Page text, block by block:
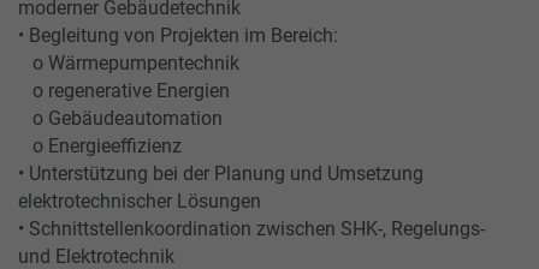
moderner Gebäudetechnik
• Begleitung von Projekten im Bereich:
o Wärmepumpentechnik
o regenerative Energien
o Gebäudeautomation
o Energieeffizienz
• Unterstützung bei der Planung und Umsetzung
elektrotechnischer Lösungen
• Schnittstellenkoordination zwischen SHK-, Regelungs-
und Elektrotechnik